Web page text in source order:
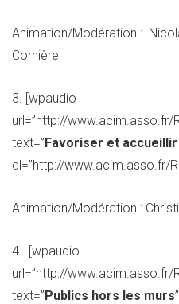
Animation/Modération :
Cornière
3. [wpaudio
url=”http://www.acim.asso.fr/
text=”Favoriser et
dl=”http://www.acim.asso.fr/
Animation/Modération :
4. [wpaudio
url=”http://www.acim.asso.fr/
text=”Publics hors les murs”